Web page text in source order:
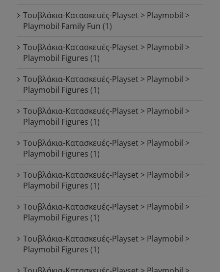
Τουβλάκια-Κατασκευές-Playset > Playmobil >
Playmobil Family Fun (1)
Τουβλάκια-Κατασκευές-Playset > Playmobil >
Playmobil Figures (1)
Τουβλάκια-Κατασκευές-Playset > Playmobil >
Playmobil Figures (1)
Τουβλάκια-Κατασκευές-Playset > Playmobil >
Playmobil Figures (1)
Τουβλάκια-Κατασκευές-Playset > Playmobil >
Playmobil Figures (1)
Τουβλάκια-Κατασκευές-Playset > Playmobil >
Playmobil Figures (1)
Τουβλάκια-Κατασκευές-Playset > Playmobil >
Playmobil Figures (1)
Τουβλάκια-Κατασκευές-Playset > Playmobil >
Playmobil Figures (1)